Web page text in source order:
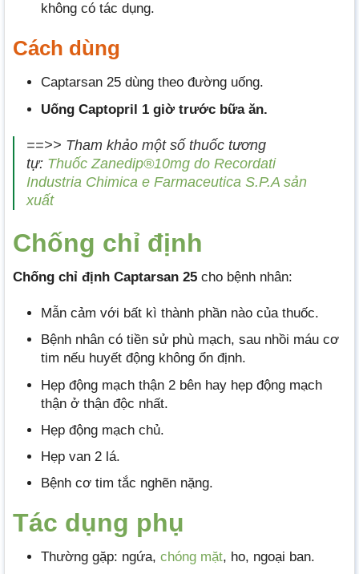
không có tác dụng.
Cách dùng
Captarsan 25 dùng theo đường uống.
Uống Captopril 1 giờ trước bữa ăn.
==>> Tham khảo một số thuốc tương
tự: Thuốc Zanedip®10mg do Recordati
Industria Chimica e Farmaceutica S.P.A sản
xuất
Chống chỉ định
Chống chỉ định Captarsan 25 cho bệnh nhân:
Mẫn cảm với bất kì thành phần nào của thuốc.
Bệnh nhân có tiền sử phù mạch, sau nhồi máu cơ
tim nếu huyết động không ổn định.
Hẹp động mạch thận 2 bên hay hẹp động mạch
thận ở thận độc nhất.
Hẹp động mạch chủ.
Hẹp van 2 lá.
Bệnh cơ tim tắc nghẽn nặng.
Tác dụng phụ
Thường gặp: ngứa, chóng mặt, ho, ngoại ban.